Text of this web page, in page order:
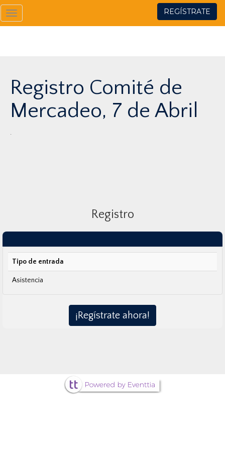
Toggle
navigation
REGÍSTRATE
Registro Comité de
Mercadeo, 7 de Abril
.
Registro
Tipo de entrada
Asistencia
¡Regístrate ahora!